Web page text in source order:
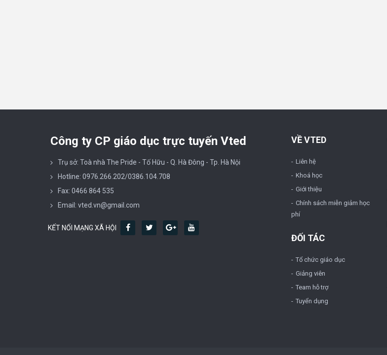
Công ty CP giáo dục trực tuyến Vted
Trụ sở: Toà nhà The Pride - Tố Hữu - Q. Hà Đông - Tp. Hà Nội
Hotline: 0976.266.202/0386.104.708
Fax: 0466 864 535
Email: vted.vn@gmail.com
KẾT NỐI MẠNG XÃ HỘI
VỀ VTED
Liên hệ
Khoá học
Giới thiệu
Chính sách miễn giảm học
phí
ĐỐI TÁC
Tổ chức giáo dục
Giảng viên
Team hỗ trợ
Tuyển dụng